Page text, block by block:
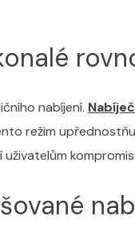
nabíjení.
režim